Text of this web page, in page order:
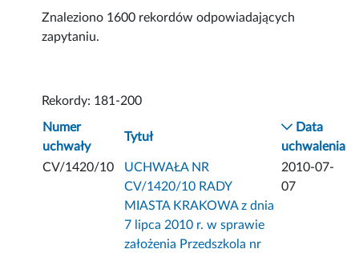
Znaleziono 1600 rekordów odpowiadających
zapytaniu.
Rekordy: 181-200
Numer
uchwały
Tytuł
Data
uchwalenia
CV/1420/10
UCHWAŁA NR
CV/1420/10 RADY
MIASTA KRAKOWA z dnia
7 lipca 2010 r. w sprawie
założenia Przedszkola nr
2010-07-
07